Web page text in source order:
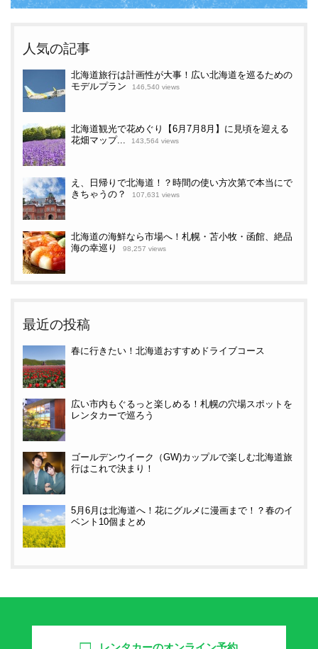
人気の記事
北海道旅行は計画性が大事！広い北海道を巡るための
モデルプラン
146,540 views
北海道観光で花めぐり【6月7月8月】に見頃を迎える
花畑マップ...
143,564 views
え、日帰りで北海道！？時間の使い方次第で本当にで
きちゃうの？
107,631 views
北海道の海鮮なら市場へ！札幌・苫小牧・函館、絶品
海の幸巡り
98,257 views
最近の投稿
春に行きたい！北海道おすすめドライブコース
広い市内もぐるっと楽しめる！札幌の穴場スポットを
レンタカーで巡ろう
ゴールデンウイーク（GW)カップルで楽しむ北海道旅
行はこれで決まり！
5月6月は北海道へ！花にグルメに漫画まで！？春のイ
ベント10個まとめ